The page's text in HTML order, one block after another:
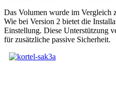
Das Volumen wurde im Vergleich
Wie bei Version 2 bietet die
Einstellung. Diese Unterstützung
für zusätzliche passive Sicherheit.